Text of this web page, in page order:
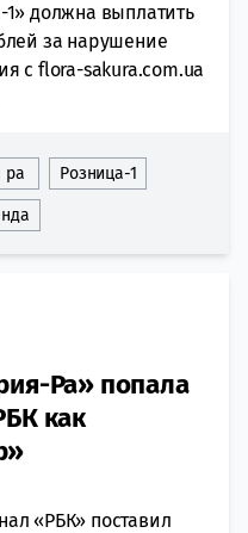
должна выплатить
за нарушение
с flora-sakura.com.ua
ра Розница-1
Ра» попала
как
«РБК» поставил